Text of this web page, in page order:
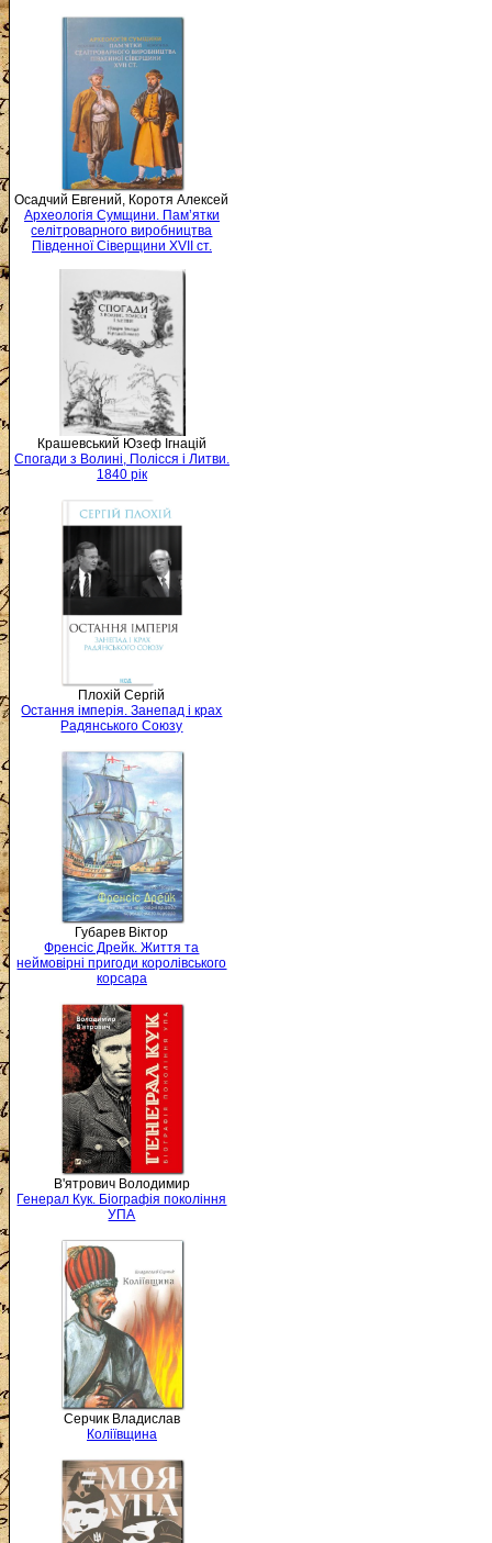
Осадчий Евгений, Коротя Алексей
Археологія Сумщини. Пам’ятки
селітроварного виробництва
Південної Сіверщини XVII ст.
Крашевський Юзеф Ігнацій
Спогади з Волині, Полісся і Литви.
1840 рік
Плохій Сергій
Остання імперія. Занепад і крах
Радянського Союзу
Губарев Віктор
Френсіс Дрейк. Життя та
неймовірні пригоди королівського
корсара
В'ятрович Володимир
Генерал Кук. Біографія покоління
УПА
Серчик Владислав
Коліївщина